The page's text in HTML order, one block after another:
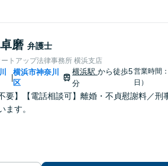
磨 弁護士
トアップ法律事務所 横浜支店
横浜市神奈川
区
横浜駅から徒歩5
分
営業時間
日）
要】【電話相談可】離婚・不貞慰謝料／刑
ます。